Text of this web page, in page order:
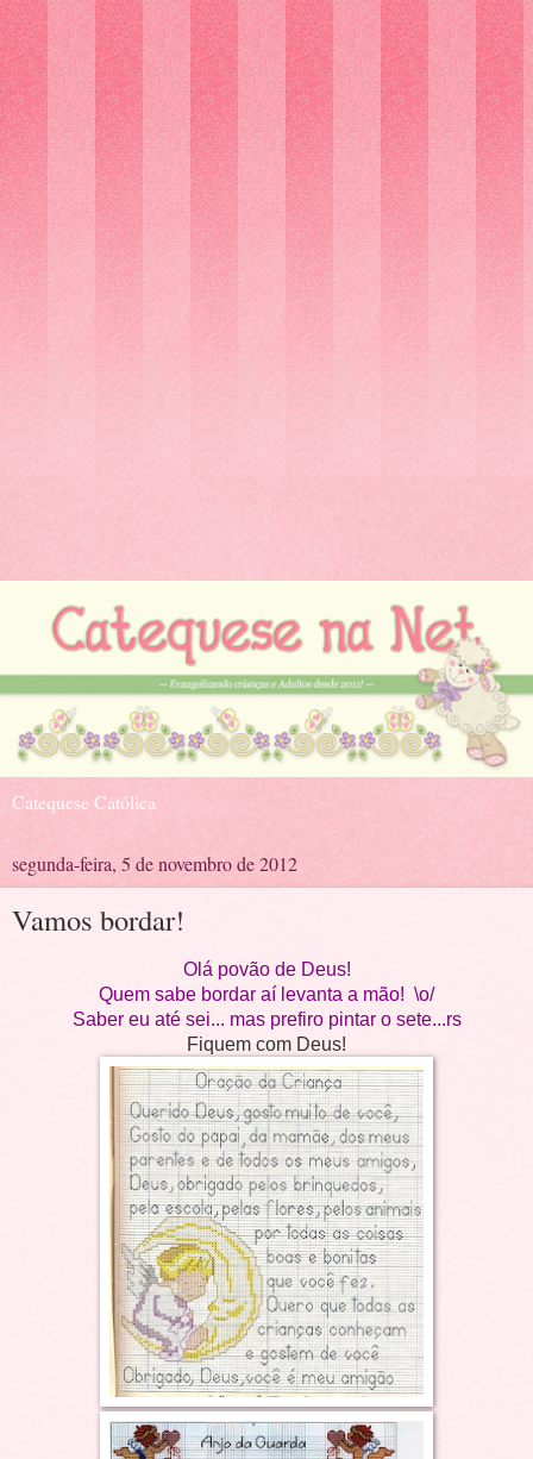
Catequese Católica
segunda-feira, 5 de novembro de 2012
Vamos bordar!
Olá povão de Deus!
Quem sabe bordar aí levanta a mão! \o/
Saber eu até sei... mas prefiro pintar o sete...rs
Fiquem com Deus!